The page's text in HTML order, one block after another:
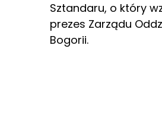
Sztandaru, o który
prezes Zarządu
Bogorii.